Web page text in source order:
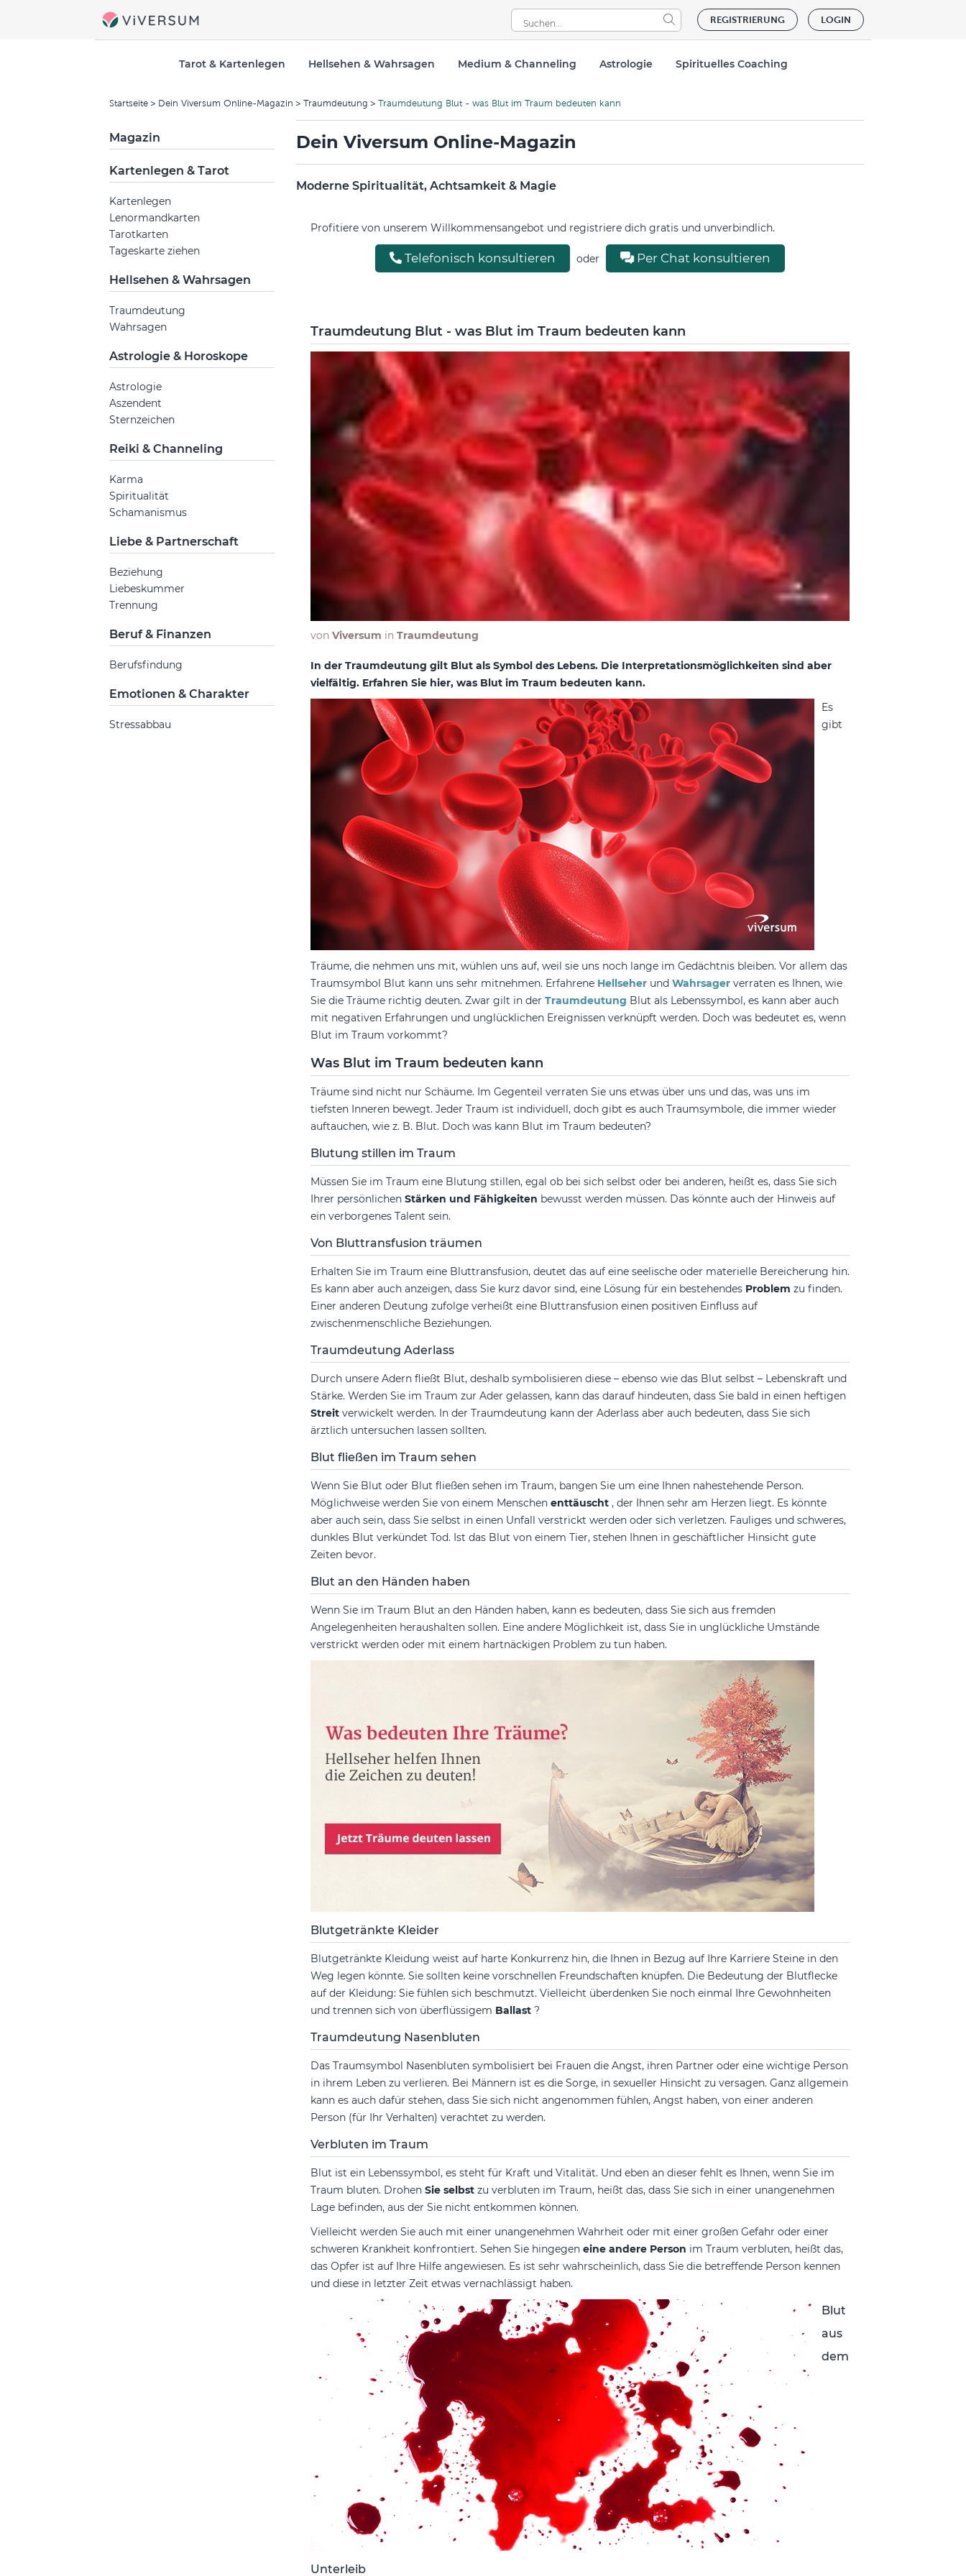
REGISTRIERUNG LOGIN
Tarot & Kartenlegen Hellsehen & Wahrsagen Medium & Channeling Astrologie Spirituelles Coaching
Startseite Dein Viversum Online-Magazin Traumdeutung Traumdeutung Blut - was Blut im Traum bedeuten kann
Magazin
Kartenlegen & Tarot
Kartenlegen
Lenormandkarten
Tarotkarten
Tageskarte ziehen
Hellsehen & Wahrsagen
Traumdeutung
Wahrsagen
Astrologie & Horoskope
Astrologie
Aszendent
Sternzeichen
Reiki & Channeling
Karma
Spiritualität
Schamanismus
Liebe & Partnerschaft
Beziehung
Liebeskummer
Trennung
Beruf & Finanzen
Berufsfindung
Emotionen & Charakter
Stressabbau
Dein Viversum Online-Magazin
Moderne Spiritualität, Achtsamkeit & Magie
Profitiere von unserem Willkommensangebot und registriere dich gratis und unverbindlich.
Telefonisch konsultieren oder Per Chat konsultieren
Traumdeutung Blut - was Blut im Traum bedeuten kann
von Viversum in Traumdeutung
In der Traumdeutung gilt Blut als Symbol des Lebens. Die Interpretationsmöglichkeiten sind aber
vielfältig. Erfahren Sie hier, was Blut im Traum bedeuten kann.
Es
gibt
Träume, die nehmen uns mit, wühlen uns auf, weil sie uns noch lange im Gedächtnis bleiben. Vor allem das
Traumsymbol Blut kann uns sehr mitnehmen. Erfahrene Hellseher und Wahrsager verraten es Ihnen, wie
Sie die Träume richtig deuten. Zwar gilt in der Traumdeutung Blut als Lebenssymbol, es kann aber auch
mit negativen Erfahrungen und unglücklichen Ereignissen verknüpft werden. Doch was bedeutet es, wenn
Blut im Traum vorkommt?
Was Blut im Traum bedeuten kann
Träume sind nicht nur Schäume. Im Gegenteil verraten Sie uns etwas über uns und das, was uns im
tiefsten Inneren bewegt. Jeder Traum ist individuell, doch gibt es auch Traumsymbole, die immer wieder
auftauchen, wie z. B. Blut. Doch was kann Blut im Traum bedeuten?
Blutung stillen im Traum
Müssen Sie im Traum eine Blutung stillen, egal ob bei sich selbst oder bei anderen, heißt es, dass Sie sich
Ihrer persönlichen Stärken und Fähigkeiten bewusst werden müssen. Das könnte auch der Hinweis auf
ein verborgenes Talent sein.
Von Bluttransfusion träumen
Erhalten Sie im Traum eine Bluttransfusion, deutet das auf eine seelische oder materielle Bereicherung hin.
Es kann aber auch anzeigen, dass Sie kurz davor sind, eine Lösung für ein bestehendes Problem zu finden.
Einer anderen Deutung zufolge verheißt eine Bluttransfusion einen positiven Einfluss auf
zwischenmenschliche Beziehungen.
Traumdeutung Aderlass
Durch unsere Adern fließt Blut, deshalb symbolisieren diese – ebenso wie das Blut selbst – Lebenskraft und
Stärke. Werden Sie im Traum zur Ader gelassen, kann das darauf hindeuten, dass Sie bald in einen heftigen
Streit verwickelt werden. In der Traumdeutung kann der Aderlass aber auch bedeuten, dass Sie sich
ärztlich untersuchen lassen sollten.
Blut fließen im Traum sehen
Wenn Sie Blut oder Blut fließen sehen im Traum, bangen Sie um eine Ihnen nahestehende Person.
Möglichweise werden Sie von einem Menschen enttäuscht , der Ihnen sehr am Herzen liegt. Es könnte
aber auch sein, dass Sie selbst in einen Unfall verstrickt werden oder sich verletzen. Fauliges und schweres,
dunkles Blut verkündet Tod. Ist das Blut von einem Tier, stehen Ihnen in geschäftlicher Hinsicht gute
Zeiten bevor.
Blut an den Händen haben
Wenn Sie im Traum Blut an den Händen haben, kann es bedeuten, dass Sie sich aus fremden
Angelegenheiten heraushalten sollen. Eine andere Möglichkeit ist, dass Sie in unglückliche Umstände
verstrickt werden oder mit einem hartnäckigen Problem zu tun haben.
Blutgetränkte Kleider
Blutgetränkte Kleidung weist auf harte Konkurrenz hin, die Ihnen in Bezug auf Ihre Karriere Steine in den
Weg legen könnte. Sie sollten keine vorschnellen Freundschaften knüpfen. Die Bedeutung der Blutflecke
auf der Kleidung: Sie fühlen sich beschmutzt. Vielleicht überdenken Sie noch einmal Ihre Gewohnheiten
und trennen sich von überflüssigem Ballast ?
Traumdeutung Nasenbluten
Das Traumsymbol Nasenbluten symbolisiert bei Frauen die Angst, ihren Partner oder eine wichtige Person
in ihrem Leben zu verlieren. Bei Männern ist es die Sorge, in sexueller Hinsicht zu versagen. Ganz allgemein
kann es auch dafür stehen, dass Sie sich nicht angenommen fühlen, Angst haben, von einer anderen
Person (für Ihr Verhalten) verachtet zu werden.
Verbluten im Traum
Blut ist ein Lebenssymbol, es steht für Kraft und Vitalität. Und eben an dieser fehlt es Ihnen, wenn Sie im
Traum bluten. Drohen Sie selbst zu verbluten im Traum, heißt das, dass Sie sich in einer unangenehmen
Lage befinden, aus der Sie nicht entkommen können.
Vielleicht werden Sie auch mit einer unangenehmen Wahrheit oder mit einer großen Gefahr oder einer
schweren Krankheit konfrontiert. Sehen Sie hingegen eine andere Person im Traum verbluten, heißt das,
das Opfer ist auf Ihre Hilfe angewiesen. Es ist sehr wahrscheinlich, dass Sie die betreffende Person kennen
und diese in letzter Zeit etwas vernachlässigt haben.
Blut
aus
dem
Unterleib